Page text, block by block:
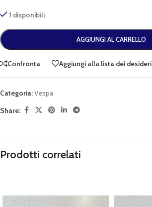
1 disponibili
AGGIUNGI AL CARRELLO
Confronta Aggiungi alla lista dei desideri
Categoria:Vespa
Share:
Prodotti correlati